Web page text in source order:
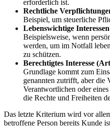
erforderlich ist.
Rechtliche
Beispiel, um steuerliche
Lebenswichtige
Beispielsweise, wenn
werden, um im Notfall
zu schützen.
Berechtigtes Interesse
Grundlage kommt zum
genannten zutrifft, aber die
Verantwortlichen oder
die Rechte und Freiheiten
Das letzte Kriterium wird vor
betroffene Person bereits Kunde